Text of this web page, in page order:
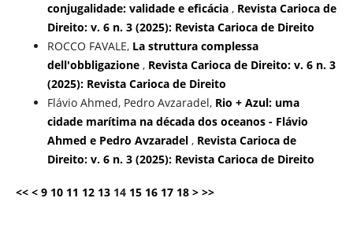
conjugalidade: validade e eficácia , Revista Carioca de
Direito: v. 6 n. 3 (2025): Revista Carioca de Direito
ROCCO FAVALE, La struttura complessa
dell'obbligazione , Revista Carioca de Direito: v. 6 n. 3
(2025): Revista Carioca de Direito
Flávio Ahmed, Pedro Avzaradel, Rio + Azul: uma
cidade marítima na década dos oceanos - Flávio
Ahmed e Pedro Avzaradel , Revista Carioca de
Direito: v. 6 n. 3 (2025): Revista Carioca de Direito
<< < 9 10 11 12 13 14 15 16 17 18 > >>